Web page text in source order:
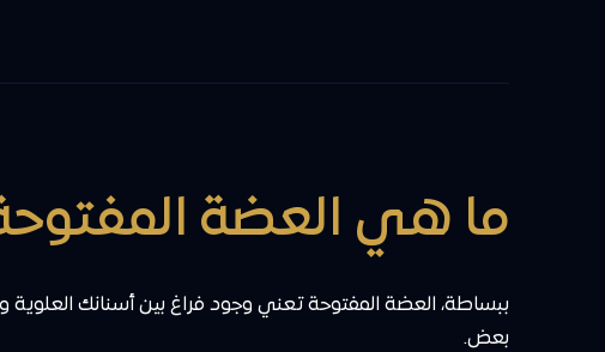
ما هي العضة
ببساطة، العضة المفتوحة تعني وجود فراغ بين أسنانك
بعض.